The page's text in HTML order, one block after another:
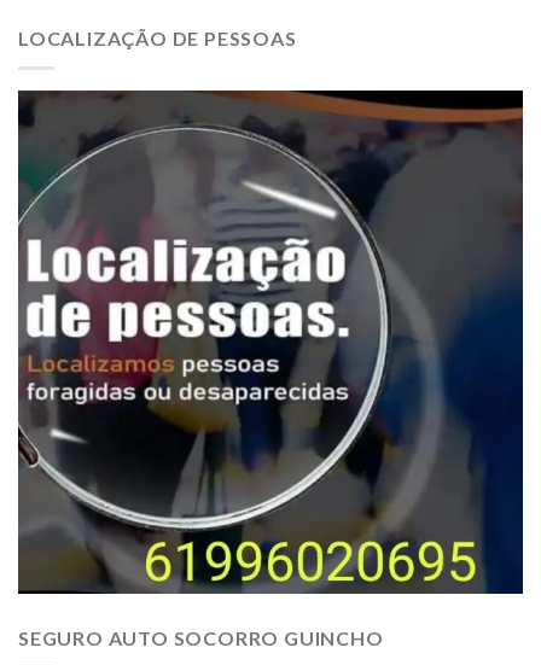
LOCALIZAÇÃO DE PESSOAS
SEGURO AUTO SOCORRO GUINCHO